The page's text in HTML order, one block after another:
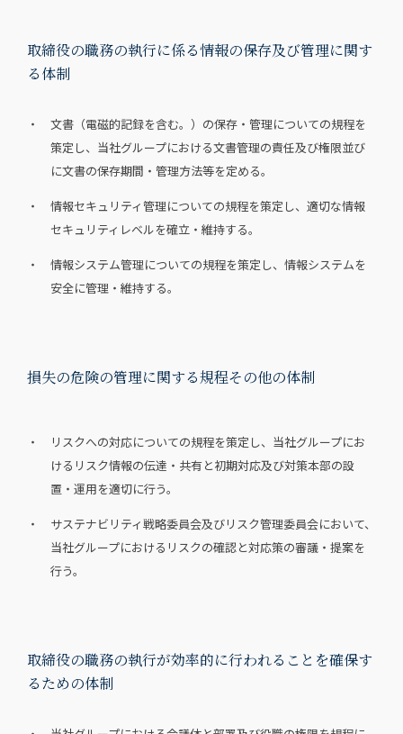
取締役の職務の執行に係る情報の保存及び管理に関す
る体制
・ 文書（電磁的記録を含む。）の保存・管理についての規程を
策定し、当社グループにおける文書管理の責任及び権限並び
に文書の保存期間・管理方法等を定める。
・ 情報セキュリティ管理についての規程を策定し、適切な情報
セキュリティレベルを確立・維持する。
・ 情報システム管理についての規程を策定し、情報システムを
安全に管理・維持する。
損失の危険の管理に関する規程その他の体制
・ リスクへの対応についての規程を策定し、当社グループにお
けるリスク情報の伝達・共有と初期対応及び対策本部の設
置・運用を適切に行う。
・ サステナビリティ戦略委員会及びリスク管理委員会において、
当社グループにおけるリスクの確認と対応策の審議・提案を
行う。
取締役の職務の執行が効率的に行われることを確保す
るための体制